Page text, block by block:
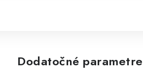
Dodatočné parametre